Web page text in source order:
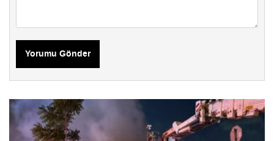
Yorumu Gönder